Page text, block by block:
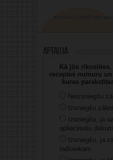
Aptauja
Kā jūs
receptes numuru
kuras
Neizsniegšu
Izsniegšu zāles.
Izsniegšu, ja
apliecinošu
Izsniegšu, ja
radiniekam.